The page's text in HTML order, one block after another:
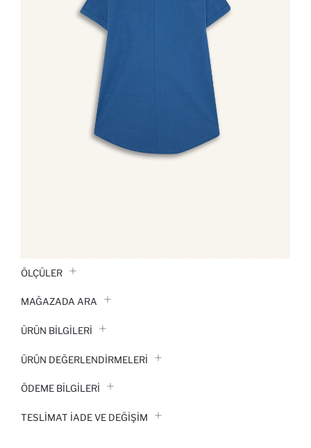
ÖLÇÜLER
MAĞAZADA ARA
ÜRÜN BILGILERI
ÜRÜN DEĞERLENDİRMELERİ
ÖDEME BİLGİLERİ
TESLIMAT İADE VE DEĞIŞIM